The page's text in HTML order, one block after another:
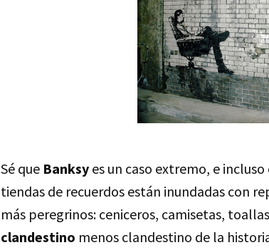
Sé que Banksy es un caso extremo, e
tiendas de recuerdos están inundadas con
más peregrinos: ceniceros, camisetas,
clandestino menos clandestino de la